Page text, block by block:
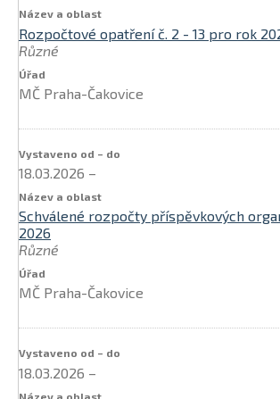
Rozpočtové opatření č. 2 - 13 pro rok
Různé
MČ Praha-Čakovice
18.03.2026 –
Schválené rozpočty příspěvkových
2026
Různé
MČ Praha-Čakovice
18.03.2026 –